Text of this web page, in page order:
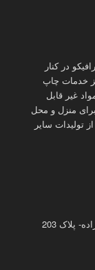
در کنار
خدمات چاپ
غیر قابل
منزل و محل
تولیدات سایر
پلاک 203